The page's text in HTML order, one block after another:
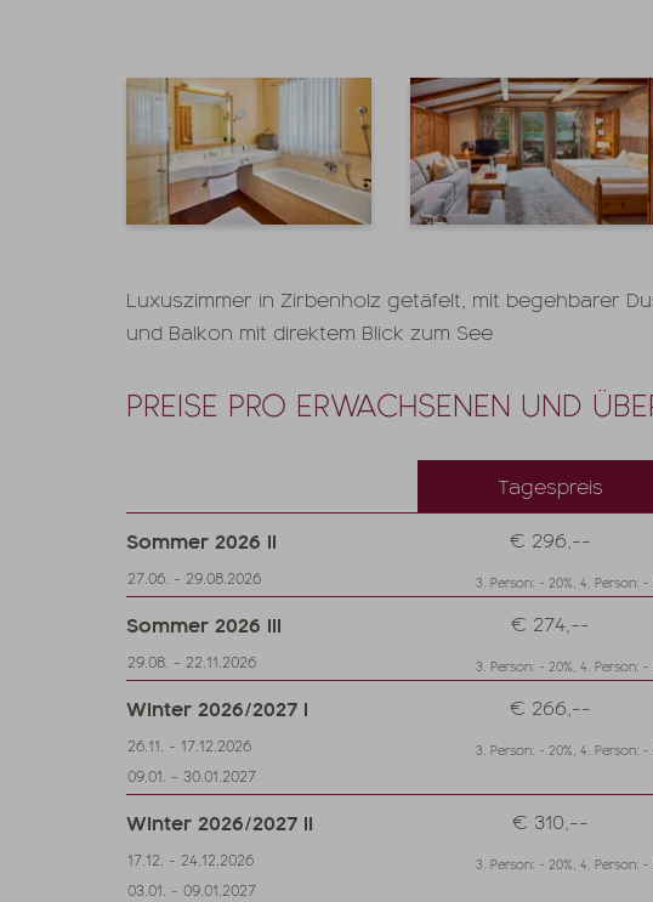
Luxuszimmer in Zirbenholz getäfelt, mit begehbarer
und Balkon mit direktem Blick zum See
PREISE PRO ERWACHSENEN UND
Tagespreis
Sommer 2026 II
27.06. - 29.08.2026
€ 296,--
3. Person: - 20%, 4. Person: -
Sommer 2026 III
29.08. - 22.11.2026
€ 274,--
3. Person: - 20%, 4. Person: -
Winter 2026/2027 I
26.11. - 17.12.2026
09.01. - 30.01.2027
€ 266,--
3. Person: - 20%, 4. Person: -
Winter 2026/2027 II
17.12. - 24.12.2026
03.01. - 09.01.2027
€ 310,--
3. Person: - 20%, 4. Person: -